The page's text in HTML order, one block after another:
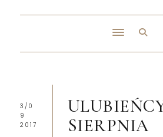
3/0
9
2017
SIERPNIA